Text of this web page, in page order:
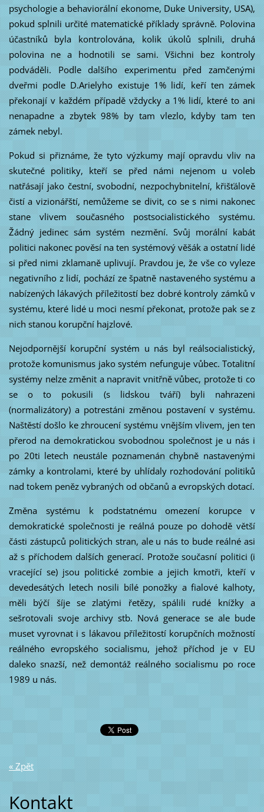
psychologie a behaviorální ekonome, Duke University, USA),
pokud splnili určité matematické příklady správně. Polovina
účastníků byla kontrolována, kolik úkolů splnili, druhá
polovina ne a hodnotili se sami. Všichni bez kontroly
podváděli. Podle dalšího experimentu před zamčenými
dveřmi podle D.Arielyho existuje 1% lidí, keří ten zámek
překonají v každém případě vždycky a 1% lidí, které to ani
nenapadne a zbytek 98% by tam vlezlo, kdyby tam ten
zámek nebyl.
Pokud si přiznáme, že tyto výzkumy mají opravdu vliv na
skutečné politiky, kteří se před námi nejenom u voleb
natřásají jako čestní, svobodní, nezpochybnitelní, křišťálově
čistí a vizionářští, nemůžeme se divit, co se s nimi nakonec
stane vlivem současného postsocialistického systému.
Žádný jedinec sám systém nezmění. Svůj morální kabát
politici nakonec pověsí na ten systémový věšák a ostatní lidé
si před nimi zklamaně uplivují. Pravdou je, že vše co vyleze
negativního z lidí, pochází ze špatně nastaveného systému a
nabízených lákavých příležitostí bez dobré kontroly zámků v
systému, které lidé u moci nesmí překonat, protože pak se z
nich stanou korupční hajzlové.
Nejodpornější korupční systém u nás byl reálsocialistický,
protože komunismus jako systém nefunguje vůbec. Totalitní
systémy nelze změnit a napravit vnitřně vůbec, protože ti co
se o to pokusili (s lidskou tváří) byli nahrazeni
(normalizátory) a potrestáni změnou postavení v systému.
Naštěstí došlo ke zhroucení systému vnějším vlivem, jen ten
přerod na demokratickou svobodnou společnost je u nás i
po 20ti letech neustále poznamenán chybně nastavenými
zámky a kontrolami, které by uhlídaly rozhodování politiků
nad tokem peněz vybraných od občanů a evropských dotací.
Změna systému k podstatnému omezení korupce v
demokratické společnosti je reálná pouze po dohodě větší
části zástupců politických stran, ale u nás to bude reálné asi
až s příchodem dalších generací. Protože současní politici (i
vracející se) jsou politické zombie a jejich kmotři, kteří v
devedesátých letech nosili bílé ponožky a fialové kalhoty,
měli býčí šíje se zlatými řetězy, spálili rudé knížky a
sešrotovali svoje archivy stb. Nová generace se ale bude
muset vyrovnat i s lákavou příležitostí korupčních možností
reálného evropského socialismu, jehož příchod je v EU
daleko snazší, než demontáž reálného socialismu po roce
1989 u nás.
« Zpět
Kontakt